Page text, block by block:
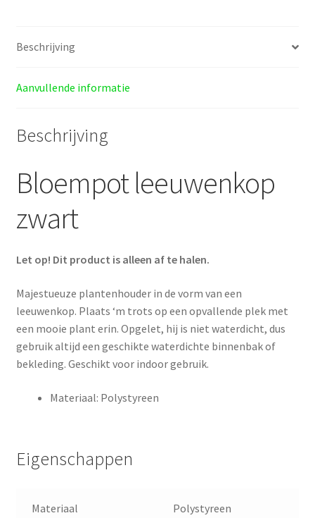
Beschrijving
Aanvullende informatie
Beschrijving
Bloempot leeuwenkop
zwart
Let op! Dit product is alleen af te halen.
Majestueuze plantenhouder in de vorm van een
leeuwenkop. Plaats ‘m trots op een opvallende plek met
een mooie plant erin. Opgelet, hij is niet waterdicht, dus
gebruik altijd een geschikte waterdichte binnenbak of
bekleding. Geschikt voor indoor gebruik.
Materiaal: Polystyreen
Eigenschappen
Materiaal Polystyreen